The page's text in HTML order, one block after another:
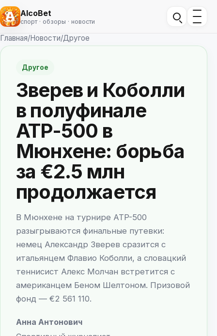
AlcoBet
спорт · обзоры · новости
Главная/Новости/Другое
Другое
Зверев и Коболли
в полуфинале
ATP-500 в
Мюнхене: борьба
за €2.5 млн
продолжается
В Мюнхене на турнире ATP-500
разыгрываются финальные путевки:
немец Александр Зверев сразится с
итальянцем Флавио Коболли, а словацкий
теннисист Алекс Молчан встретится с
американцем Беном Шелтоном. Призовой
фонд — €2 561 110.
Анна Антонович